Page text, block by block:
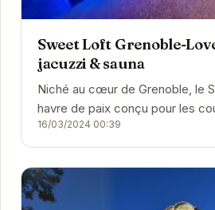
Sweet Loft Grenoble-
jacuzzi & sauna
Niché au cœur de Grenoble, le
havre de paix conçu pour les
d'intimité et de détente. Son
16/03/2024 00:39